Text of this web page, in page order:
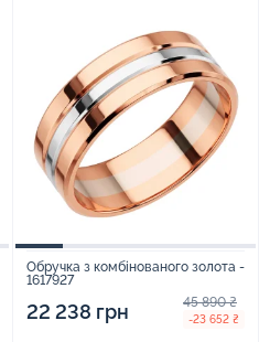
Обручка з комбінованого золота -
1617927
22 238 грн 45 890 ₴
-23 652 ₴